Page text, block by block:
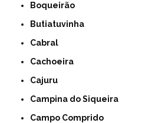
Boqueirão
Butiatuvinha
Cabral
Cachoeira
Cajuru
Campina do Siqueira
Campo Comprido